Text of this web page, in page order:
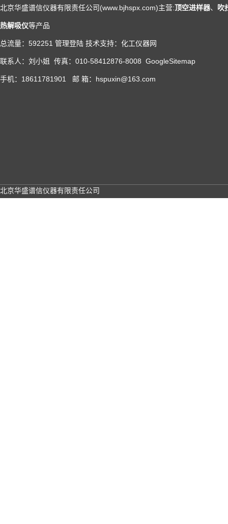
北京华盛谱信仪器有限责任公司(www.bjhspx.com)主营:顶空进样器、 吹
热解吸仪等产品
总流量：592251 管理登陆 技术支持： 化工仪器网
联系人：刘小姐 传真：010-58412876-8008 GoogleSitemap
手机：18611781901 邮 箱：hspuxin@163.com
北京华盛谱信仪器有限责任公司